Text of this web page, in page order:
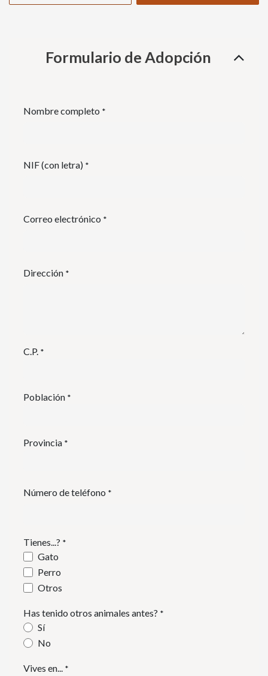
Formulario de Adopción
Nombre completo *
NIF (con letra) *
Correo electrónico *
Dirección *
C.P. *
Población *
Provincia *
Número de teléfono *
Tienes...? *
Gato
Perro
Otros
Has tenido otros animales antes? *
Sí
No
Vives en... *